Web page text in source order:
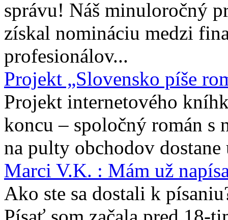
správu! Náš minuloročný
získal nomináciu medzi
profesionálov...
Projekt „Slovensko píše
Projekt internetového
koncu – spoločný román s
na pulty obchodov
Marci V.K. : Mám už
Ako ste sa dostali k